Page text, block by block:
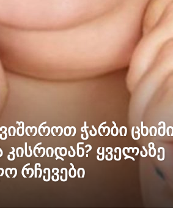
ჭარბი
კისრიდან? ყველაზე
რჩევები